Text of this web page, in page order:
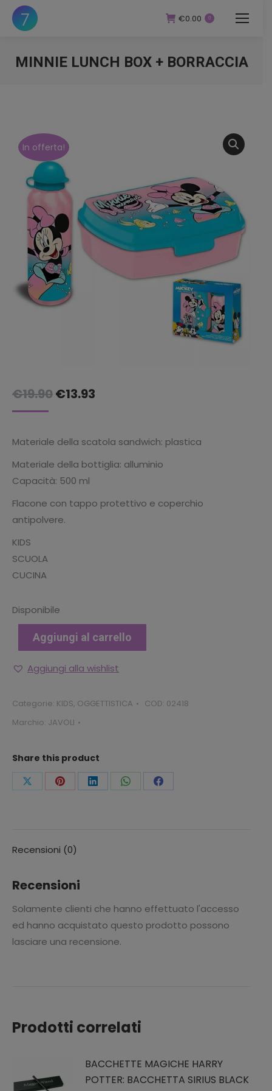
€0.00 0
MINNIE LUNCH BOX + BORRACCIA
In offerta!
€19.90Il
era:
€19.90.
€13.93
è:
€13.93.
Materiale della scatola sandwich: plastica
Materiale della bottiglia: alluminio
Capacità: 500 ml
Flacone con tappo protettivo e coperchio
antipolvere.
KIDS
SCUOLA
CUCINA
Disponibile
Aggiungi al carrello
Aggiungi alla wishlist
Categorie: KIDS, OGGETTISTICA COD: 02418
Marchio: JAVOLI
Share this product
CondividiCondividiCondividiCondividiCondividi
Recensioni (0)
Recensioni
Solamente clienti che hanno effettuato l'accesso
ed hanno acquistato questo prodotto possono
lasciare una recensione.
Prodotti correlati
BACCHETTE MAGICHE HARRY
POTTER: BACCHETTA SIRIUS BLACK